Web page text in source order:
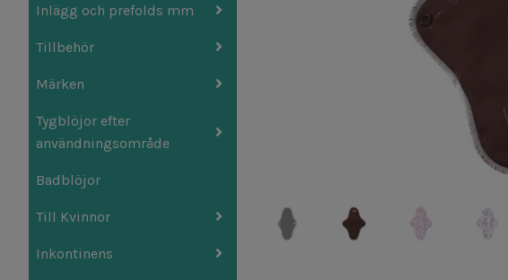
Inlägg och prefolds mm
Tillbehör
Märken
Tygblöjor efter
användningsområde
Badblöjor
Till Kvinnor
Inkontinens